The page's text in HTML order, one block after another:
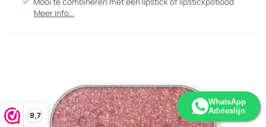
9,7
Meer info...
WhatsApp
Advieslijn